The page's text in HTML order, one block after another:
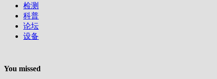
检测
科普
论坛
设备
You missed